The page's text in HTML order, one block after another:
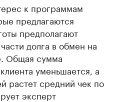
к программам
предлагаются
предполагают
долга в обмен на
Общая сумма
уменьшается, а
растет средний чек по
эксперт